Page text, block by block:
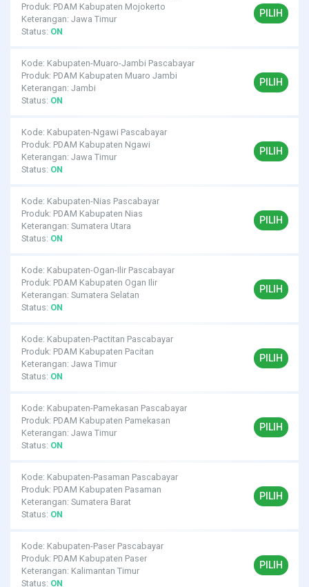
Produk: PDAM Kabupaten Mojokerto
Keterangan: Jawa Timur
Status: ON
PILIH
Kode: Kabupaten-Muaro-Jambi Pascabayar
Produk: PDAM Kabupaten Muaro Jambi
Keterangan: Jambi
Status: ON
PILIH
Kode: Kabupaten-Ngawi Pascabayar
Produk: PDAM Kabupaten Ngawi
Keterangan: Jawa Timur
Status: ON
PILIH
Kode: Kabupaten-Nias Pascabayar
Produk: PDAM Kabupaten Nias
Keterangan: Sumatera Utara
Status: ON
PILIH
Kode: Kabupaten-Ogan-Ilir Pascabayar
Produk: PDAM Kabupaten Ogan Ilir
Keterangan: Sumatera Selatan
Status: ON
PILIH
Kode: Kabupaten-Pactitan Pascabayar
Produk: PDAM Kabupaten Pacitan
Keterangan: Jawa Timur
Status: ON
PILIH
Kode: Kabupaten-Pamekasan Pascabayar
Produk: PDAM Kabupaten Pamekasan
Keterangan: Jawa Timur
Status: ON
PILIH
Kode: Kabupaten-Pasaman Pascabayar
Produk: PDAM Kabupaten Pasaman
Keterangan: Sumatera Barat
Status: ON
PILIH
Kode: Kabupaten-Paser Pascabayar
Produk: PDAM Kabupaten Paser
Keterangan: Kalimantan Timur
Status: ON
PILIH